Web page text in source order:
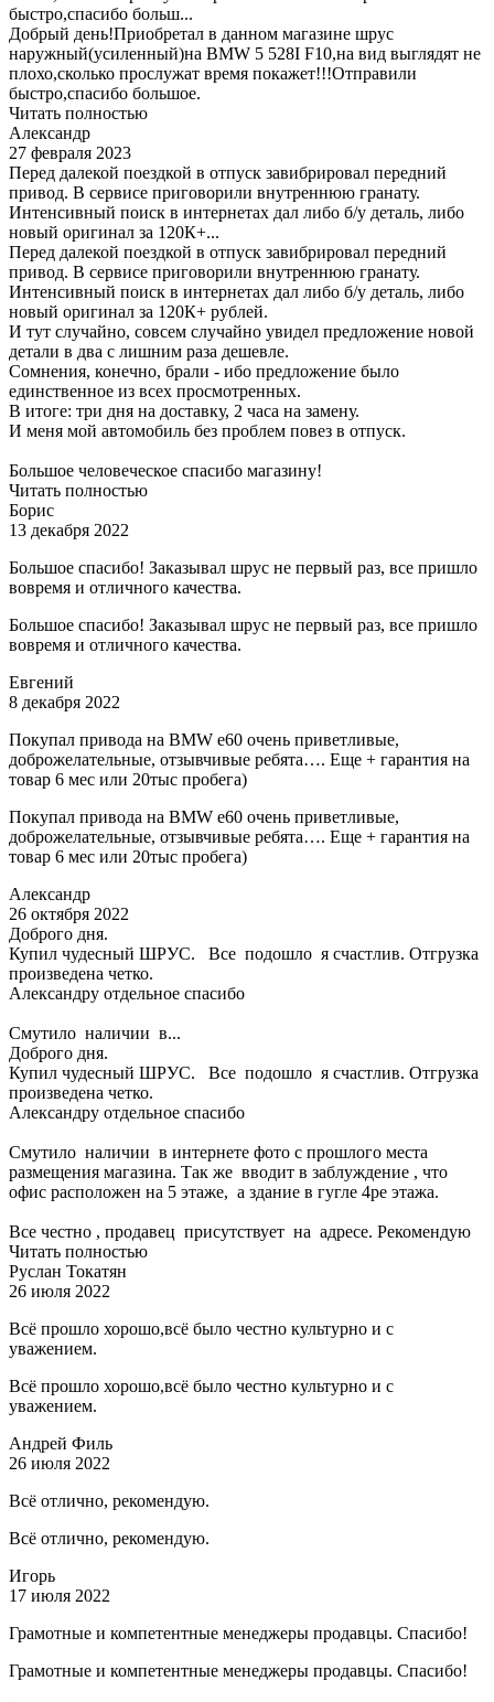
быстро,спасибо больш...
Добрый день!Приобретал в данном магазине шрус
наружный(усиленный)на BMW 5 528I F10,на вид выглядят не
плохо,сколько прослужат время покажет!!!Отправили
быстро,спасибо большое.
Читать полностью
Александр
27 февраля 2023
Перед далекой поездкой в отпуск завибрировал передний
привод. В сервисе приговорили внутреннюю гранату.
Интенсивный поиск в интернетах дал либо б/у деталь, либо
новый оригинал за 120К+...
Перед далекой поездкой в отпуск завибрировал передний
привод. В сервисе приговорили внутреннюю гранату.
Интенсивный поиск в интернетах дал либо б/у деталь, либо
новый оригинал за 120К+ рублей.
И тут случайно, совсем случайно увидел предложение новой
детали в два с лишним раза дешевле.
Сомнения, конечно, брали - ибо предложение было
единственное из всех просмотренных.
В итоге: три дня на доставку, 2 часа на замену.
И меня мой автомобиль без проблем повез в отпуск.
Большое человеческое спасибо магазину!
Читать полностью
Борис
13 декабря 2022
Большое спасибо! Заказывал шрус не первый раз, все пришло
вовремя и отличного качества.
Большое спасибо! Заказывал шрус не первый раз, все пришло
вовремя и отличного качества.
Евгений
8 декабря 2022
Покупал привода на BMW e60 очень приветливые,
доброжелательные, отзывчивые ребята…. Еще + гарантия на
товар 6 мес или 20тыс пробега)
Покупал привода на BMW e60 очень приветливые,
доброжелательные, отзывчивые ребята…. Еще + гарантия на
товар 6 мес или 20тыс пробега)
Александр
26 октября 2022
Доброго дня.
Купил чудесный ШРУС. Все подошло я счастлив. Отгрузка
произведена четко.
Александру отдельное спасибо
Смутило наличии в...
Доброго дня.
Купил чудесный ШРУС. Все подошло я счастлив. Отгрузка
произведена четко.
Александру отдельное спасибо
Смутило наличии в интернете фото с прошлого места
размещения магазина. Так же вводит в заблуждение , что
офис расположен на 5 этаже, а здание в гугле 4ре этажа.
Все честно , продавец присутствует на адресе. Рекомендую
Читать полностью
Руслан Токатян
26 июля 2022
Всё прошло хорошо,всё было честно культурно и с
уважением.
Всё прошло хорошо,всё было честно культурно и с
уважением.
Андрей Филь
26 июля 2022
Всё отлично, рекомендую.
Всё отлично, рекомендую.
Игорь
17 июля 2022
Грамотные и компетентные менеджеры продавцы. Спасибо!
Грамотные и компетентные менеджеры продавцы. Спасибо!